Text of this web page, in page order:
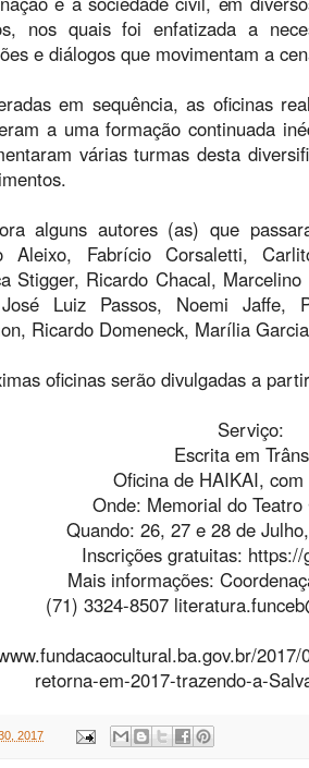
nos quais foi enfatizada a
e diálogos que movimentam a
em sequência, as oficinas
a uma formação continuada
várias turmas desta
alguns autores (as) que
Aleixo, Fabrício Corsaletti,
Stigger, Ricardo Chacal,
Luiz Passos, Noemi Jaffe,
Ricardo Domeneck, Marília
oficinas serão divulgadas a
Serviço:
Escrita em
Oficina de HAIKAI,
Onde: Memorial do
Quando: 26, 27 e 28 de
Inscrições gratuitas:
Mais informações:
(71) 3324-8507
retorna-em-2017-trazendo-a-
2017